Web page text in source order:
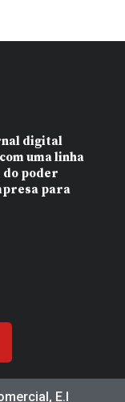
digital
uma linha
poder
para
E.I